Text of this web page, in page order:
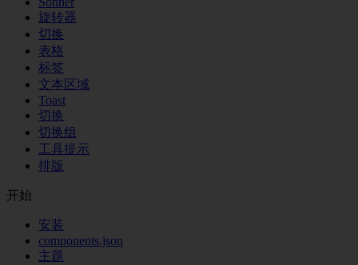
旋转器
切换
表格
标签
文本区域
Toast
切换
切换组
工具提示
排版
开始
安装
components.json
主题